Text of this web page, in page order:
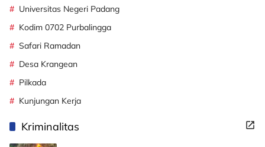
Universitas Negeri Padang
Kodim 0702 Purbalingga
Safari Ramadan
Desa Krangean
Pilkada
Kunjungan Kerja
Kriminalitas